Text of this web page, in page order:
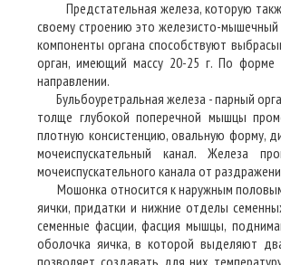
Предстательная железа, которую
своему строению это железисто-
компоненты органа способствуют
орган, имеющий массу 20-25 г. По форме
направлении.
Бульбоуретральная железа - парный
толще глубокой поперечной мышцы
плотную консистенцию, овальную форму,
мочеиспускательный канал. Железа
мочеиспускательного канала от
Мошонка относится к наружным
яички, придатки и нижние отделы
семенные фасции, фасция мышцы,
оболочка яичка, в которой выделяют
позволяет создавать для них